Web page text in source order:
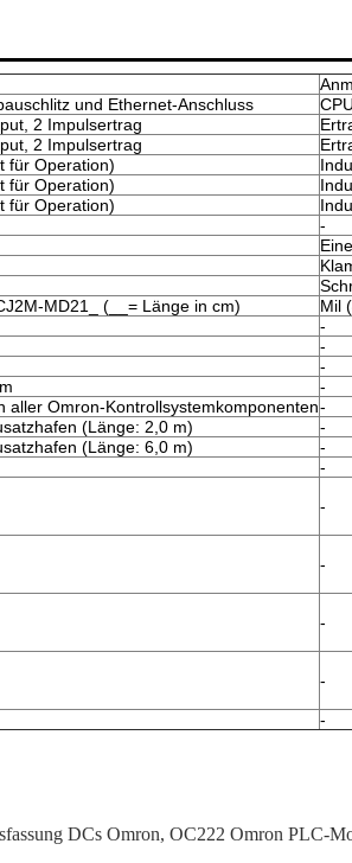
und Ethernet-Anschluss
2 Impulsertrag
2 Impulsertrag
für Operation)
für Operation)
für Operation)
-
MD21_ (__= Länge in cm)
Mil
-
-
-
-
Omron-Kontrollsystemkomponenten-
(Länge: 2,0 m)
-
(Länge: 6,0 m)
-
-
-
-
-
-
-
DCs Omron, OC222 Omron PLC-